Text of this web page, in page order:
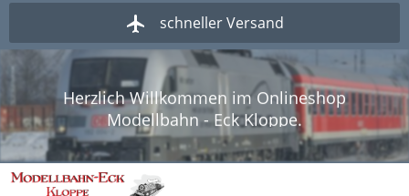
schneller Versand
Wir freuen uns, das Sie uns besuchen.
Herzlich Willkommen im Onlineshop
Modellbahn - Eck Kloppe.
Wir freuen uns, das Sie uns besuchen.
Herzlich Willkommen im Onlineshop
Modellbahn - Eck Kloppe.